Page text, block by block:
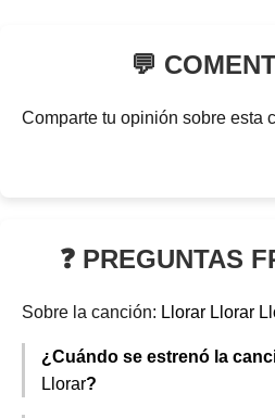
💬
Comparte tu opinión sobre esta
❓ PREGUNTAS
Sobre la canción: Llorar Llorar
¿Cuándo se estrenó la
Llorar?